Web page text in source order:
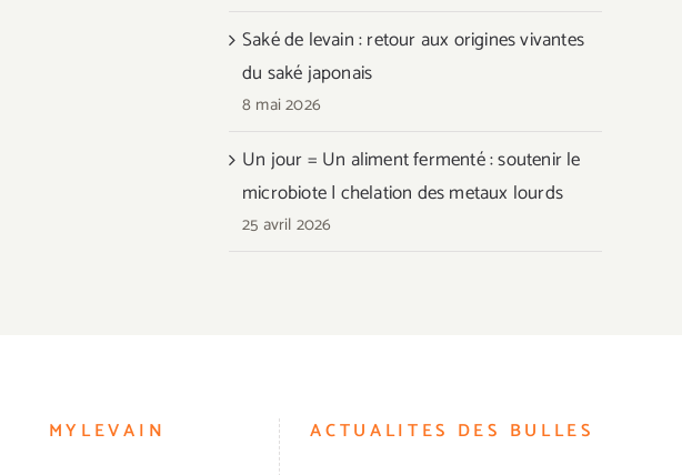
Saké de levain : retour aux origines vivantes
du saké japonais
8 mai 2026
Un jour = Un aliment fermenté : soutenir le
microbiote | chelation des metaux lourds
25 avril 2026
MYLEVAIN ACTUALITES DES BULLES